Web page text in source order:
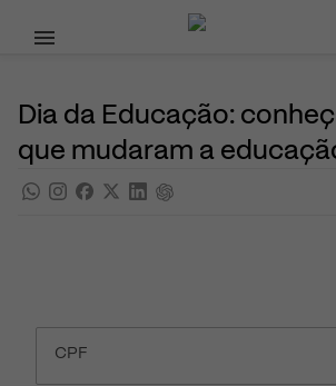
Pular para o conteúdo principal
Dia da Educação:
que mudaram a
CPF